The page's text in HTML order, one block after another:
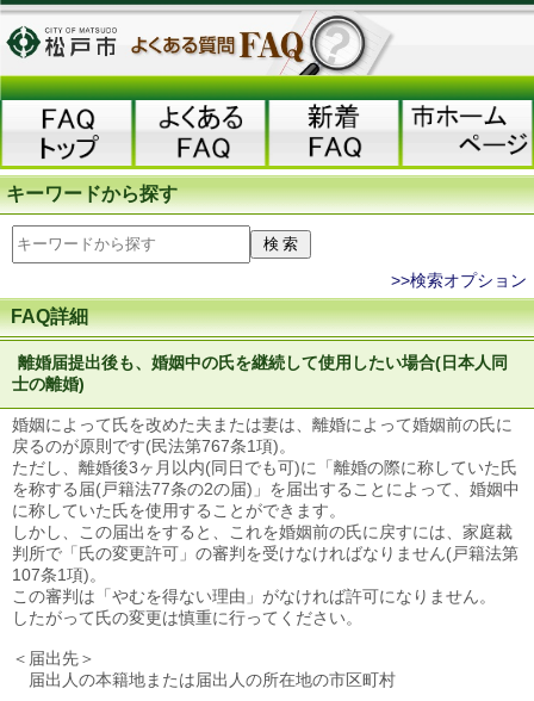
キーワードから探す
>>検索オプション
FAQ詳細
離婚届提出後も、婚姻中の氏を継続して使用したい場合(日本人同
士の離婚)
婚姻によって氏を改めた夫または妻は、離婚によって婚姻前の氏に
戻るのが原則です(民法第767条1項)。
ただし、離婚後3ヶ月以内(同日でも可)に「離婚の際に称していた氏
を称する届(戸籍法77条の2の届)」を届出することによって、婚姻中
に称していた氏を使用することができます。
しかし、この届出をすると、これを婚姻前の氏に戻すには、家庭裁
判所で「氏の変更許可」の審判を受けなければなりません(戸籍法第
107条1項)。
この審判は「やむを得ない理由」がなければ許可になりません。
したがって氏の変更は慎重に行ってください。
＜届出先＞
届出人の本籍地または届出人の所在地の市区町村